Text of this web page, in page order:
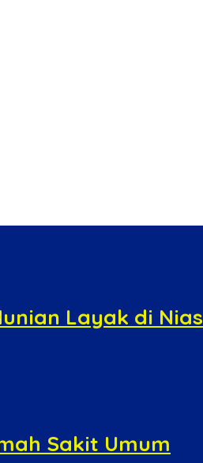
Layak di Nias
Sakit Umum